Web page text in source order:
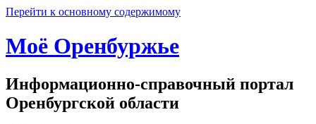
Перейти к основному содержимому
Моё Оренбуржье
Информационно-справочный портал
Оренбургской области